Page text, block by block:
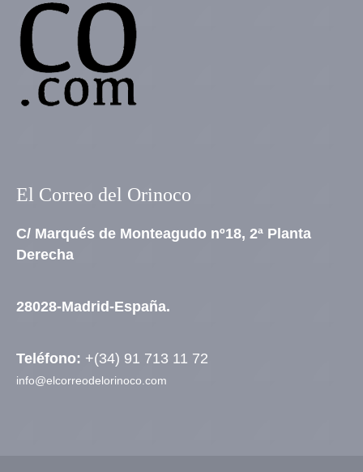
El Correo del Orinoco
C/ Marqués de Monteagudo nº18, 2ª Planta
Derecha
28028-Madrid-España.
Teléfono: +(34) 91 713 11 72
info@elcorreodelorinoco.com